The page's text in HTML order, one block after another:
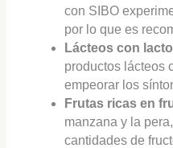
con SIBO
por lo que es
Lácteos con
productos lácteos
empeorar los
Frutas ricas en
manzana y la
cantidades de